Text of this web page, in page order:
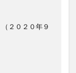
２０２０年９